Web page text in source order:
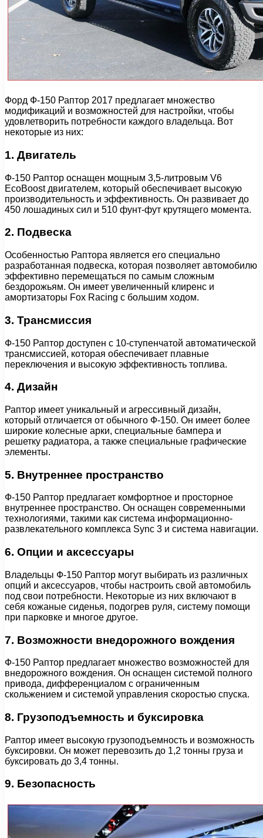
Форд Ф-150 Раптор 2017 предлагает множество
модификаций и возможностей для настройки, чтобы
удовлетворить потребности каждого владельца. Вот
некоторые из них:
1. Двигатель
Ф-150 Раптор оснащен мощным 3,5-литровым V6
EcoBoost двигателем, который обеспечивает высокую
производительность и эффективность. Он развивает до
450 лошадиных сил и 510 фунт-фут крутящего момента.
2. Подвеска
Особенностью Раптора является его специально
разработанная подвеска, которая позволяет автомобилю
эффективно перемещаться по самым сложным
бездорожьям. Он имеет увеличенный клиренс и
амортизаторы Fox Racing с большим ходом.
3. Трансмиссия
Ф-150 Раптор доступен с 10-ступенчатой автоматической
трансмиссией, которая обеспечивает плавные
переключения и высокую эффективность топлива.
4. Дизайн
Раптор имеет уникальный и агрессивный дизайн,
который отличается от обычного Ф-150. Он имеет более
широкие колесные арки, специальные бампера и
решетку радиатора, а также специальные графические
элементы.
5. Внутреннее пространство
Ф-150 Раптор предлагает комфортное и просторное
внутреннее пространство. Он оснащен современными
технологиями, такими как система информационно-
развлекательного комплекса Sync 3 и система навигации.
6. Опции и аксессуары
Владельцы Ф-150 Раптор могут выбирать из различных
опций и аксессуаров, чтобы настроить свой автомобиль
под свои потребности. Некоторые из них включают в
себя кожаные сиденья, подогрев руля, систему помощи
при парковке и многое другое.
7. Возможности внедорожного вождения
Ф-150 Раптор предлагает множество возможностей для
внедорожного вождения. Он оснащен системой полного
привода, дифференциалом с ограниченным
скольжением и системой управления скоростью спуска.
8. Грузоподъемность и буксировка
Раптор имеет высокую грузоподъемность и возможность
буксировки. Он может перевозить до 1,2 тонны груза и
буксировать до 3,4 тонны.
9. Безопасность